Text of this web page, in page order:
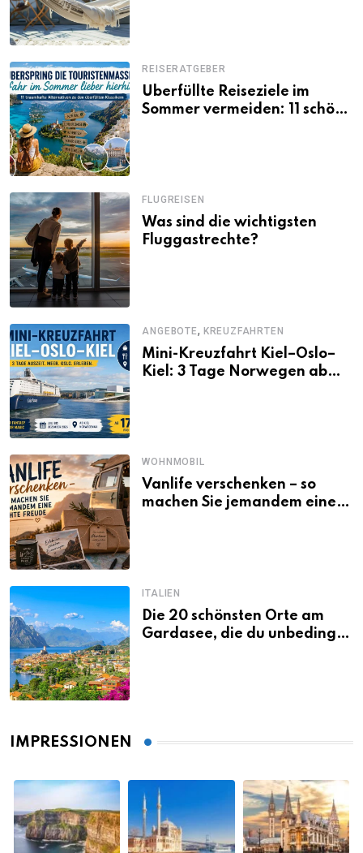
REISERATGEBER
Überfüllte Reiseziele im
Sommer vermeiden: 11 schöne
FLUGREISEN
Was sind die wichtigsten
Fluggastrechte?
ANGEBOTE, KREUZFAHRTEN
Mini-Kreuzfahrt Kiel–Oslo–
Kiel: 3 Tage Norwegen ab
WOHNMOBIL
Vanlife verschenken – so
machen Sie jemandem eine
ITALIEN
Die 20 schönsten Orte am
Gardasee, die du unbedingt
IMPRESSIONEN